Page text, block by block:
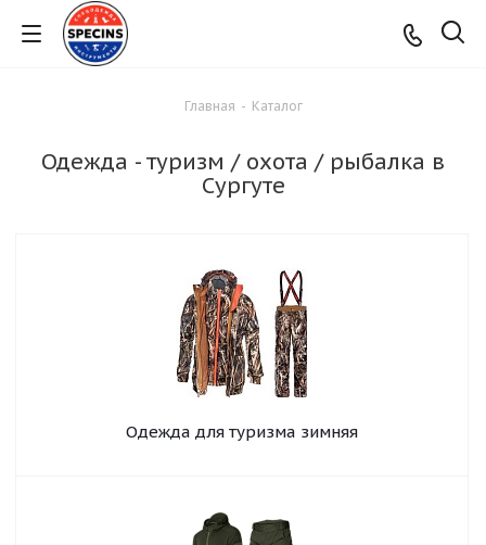
Главная - Каталог
Одежда - туризм / охота / рыбалка в
Сургуте
Одежда для туризма зимняя